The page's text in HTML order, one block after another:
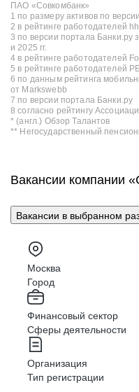
ПАО «Совкомбанк»
1 по размеру активов по
2 в рейтинге работодателей
3 по версии портала Банки.ру
и 2025 гг.
4 в рейтинге работодателей
5 в рейтинге работодателей
6 по данным рейтинга
от Markswebb
7 по версии портала Банки.ру
8 согласно рейтингу
* (англ.) Обзор Талантов
** Негосударственный
Вакансии компании
Вакансии в выбранном
Москва
Город
Финансовый сектор
Сферы деятельности
Организация
Тип регистрации